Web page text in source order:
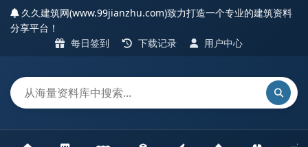
久久建筑网(www.99jianzhu.com)致力打造一个专业的建筑资料
分享平台！
每日签到
下载记录 用户中心